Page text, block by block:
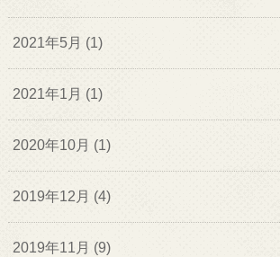
2021年5月 (1)
2021年1月 (1)
2020年10月 (1)
2019年12月 (4)
2019年11月 (9)